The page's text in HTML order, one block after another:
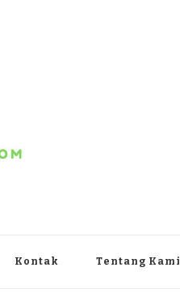
Kontak Tentang Kami